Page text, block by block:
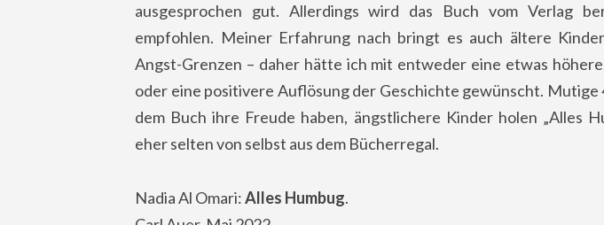
ausgesprochen gut. Allerdings wird das Buch vom Verlag
empfohlen. Meiner Erfahrung nach bringt es auch ältere
Angst-Grenzen – daher hätte ich mit entweder eine etwas
oder eine positivere Auflösung der Geschichte gewünscht. Mutige
dem Buch ihre Freude haben, ängstlichere Kinder holen „Alles
eher selten von selbst aus dem Bücherregal.
Nadia Al Omari:Alles Humbug.